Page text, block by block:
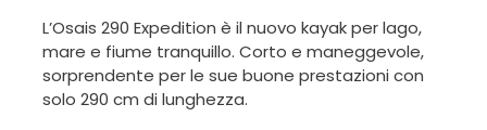
L’Osais 290 Expedition è il nuovo kayak per lago,
mare e fiume tranquillo. Corto e maneggevole,
sorprendente per le sue buone prestazioni con
solo 290 cm di lunghezza.